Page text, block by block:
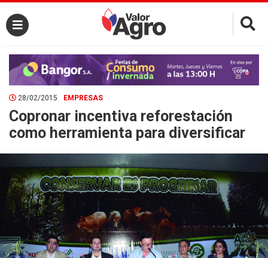
×
28/02/2015 EMPRESAS
Copronar incentiva reforestación
como herramienta para diversificar